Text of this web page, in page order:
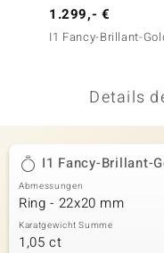
Collection
1.299,- €
I1 Fancy-Brillant-
Details
I1 Fancy-Brillant-
Abmessungen
Ring - 22x20 mm
Karatgewicht Summe
1,05 ct